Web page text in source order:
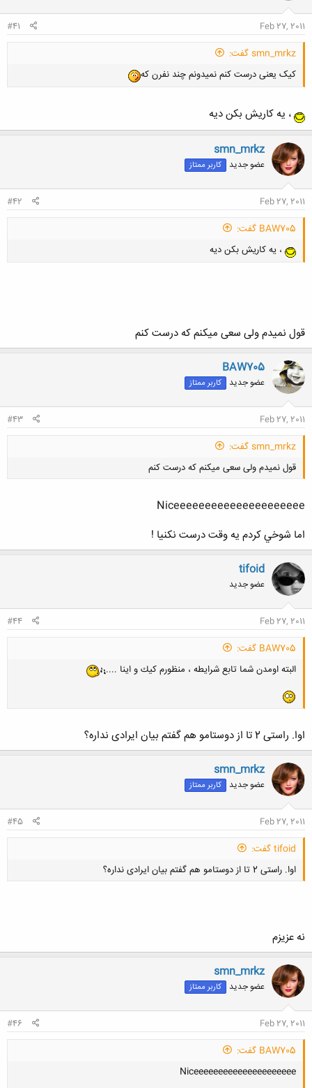
Feb 27, 2011
#41
smn_mrkz گفت:
کیک یعنی درست کنم نمیدونم چند نفرن که
، يه كاريش بكن ديه
smn_mrkz
عضو جدید کاربر ممتاز
Feb 27, 2011
#42
BAW705 گفت:
، يه كاريش بكن ديه
قول نمیدم ولی سعی میکنم که درست کنم
BAW705
عضو جدید کاربر ممتاز
Feb 27, 2011
#43
smn_mrkz گفت:
قول نمیدم ولی سعی میکنم که درست کنم
Niceeeeeeeeeeeeeeeeeeeee
اما شوخي كردم يه وقت درست نكنيا !
tifoid
عضو جدید
Feb 27, 2011
#44
BAW705 گفت:
البته اومدن شما تابع شرايطه ، منظورم كيك و اينا ....
اوا. راستی 2 تا از دوستامو هم گفتم بیان ایرادی نداره؟
smn_mrkz
عضو جدید کاربر ممتاز
Feb 27, 2011
#45
tifoid گفت:
اوا. راستی 2 تا از دوستامو هم گفتم بیان ایرادی نداره؟
نه عزیزم
smn_mrkz
عضو جدید کاربر ممتاز
Feb 27, 2011
#46
BAW705 گفت:
Niceeeeeeeeeeeeeeeeeeeee